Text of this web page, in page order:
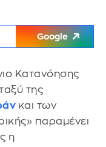
Google
Κατανόησης
της
και των
παραμένει
η